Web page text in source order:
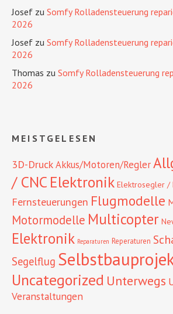
Josef zu Somfy Rolladensteuerung
2026
Josef zu Somfy Rolladensteuerung
2026
Thomas zu Somfy Rolladensteuerung
2026
MEISTGELESEN
3D-DruckAkkus/Motoren/Regler
/ CNC Elektronik Elektrosegler /
Fernsteuerungen Flugmodelle
Motormodelle Multicopter
Elektronik Reparaturen Reperaturen
Segelflug
Uncategorized Unterwegs
Veranstaltungen